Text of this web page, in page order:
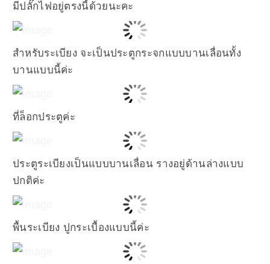
มีปลั๊กไฟอยู่ตรงนี้ด้วยนะคะ
สำหรับระเบียง จะเป็นประตูกระจกแบบบานเลื่อนทั้ง
บานแบบนี้ค่ะ
ที่ล็อกประตูค่ะ
ประตูระเบียงเป็นแบบบานเลื่อน รางอยู่ด้านล่างแบบ
ปกติค่ะ
พื้นระเบียง ปูกระเบื้องแบบนี้ค่ะ